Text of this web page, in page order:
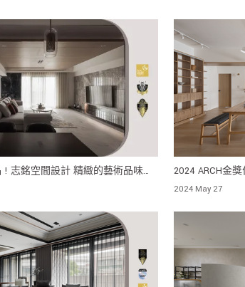
! 志銘空間設計 精緻的藝術品味來
人文美學的舒適宅邸
2024 ARCH金
到通透無際的
2024 May 27